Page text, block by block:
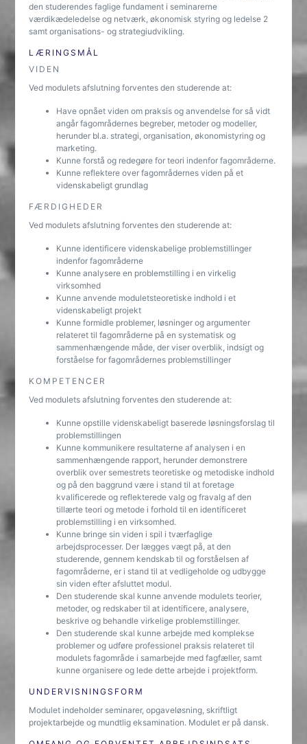
den studerendes faglige fundament i seminarerne
værdikædeledelse og netværk, økonomisk styring og ledelse 2
samt organisations- og strategiudvikling.
LÆRINGSMÅL
VIDEN
Ved modulets afslutning forventes den studerende at:
Have opnået viden om praksis og anvendelse for så vidt
angår fagområdernes begreber, metoder og modeller,
herunder bl.a. strategi, organisation, økonomistyring og
marketing.
Kunne forstå og redegøre for teori indenfor fagområderne.
Kunne reflektere over fagområdernes viden på et
videnskabeligt grundlag
FÆRDIGHEDER
Ved modulets afslutning forventes den studerende at:
Kunne identificere videnskabelige problemstillinger
indenfor fagområderne
Kunne analysere en problemstilling i en virkelig
virksomhed
Kunne anvende moduletsteoretiske indhold i et
videnskabeligt projekt
Kunne formidle problemer, løsninger og argumenter
relateret til fagområderne på en systematisk og
sammenhængende måde, der viser overblik, indsigt og
forståelse for fagområdernes problemstillinger
KOMPETENCER
Ved modulets afslutning forventes den studerende at:
Kunne opstille videnskabeligt baserede løsningsforslag til
problemstillingen
Kunne kommunikere resultaterne af analysen i en
sammenhængende rapport, herunder demonstrere
overblik over semestrets teoretiske og metodiske indhold
og på den baggrund være i stand til at foretage
kvalificerede og reflekterede valg og fravalg af den
tillærte teori og metode i forhold til en identificeret
problemstilling i en virksomhed.
Kunne bringe sin viden i spil i tværfaglige
arbejdsprocesser. Der lægges vægt på, at den
studerende, gennem kendskab til og forståelsen af
fagområderne, er i stand til at vedligeholde og udbygge
sin viden efter afsluttet modul.
Den studerende skal kunne anvende modulets teorier,
metoder, og redskaber til at identificere, analysere,
beskrive og behandle virkelige problemstillinger.
Den studerende skal kunne arbejde med komplekse
problemer og udføre professionel praksis relateret til
modulets fagområde i samarbejde med fagfæller, samt
kunne organisere og lede dette arbejde i projektform.
UNDERVISNINGSFORM
Modulet indeholder seminarer, opgaveløsning, skriftligt
projektarbejde og mundtlig eksamination. Modulet er på dansk.